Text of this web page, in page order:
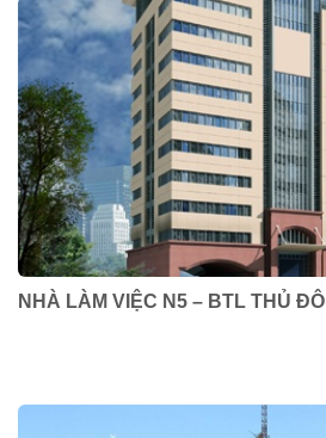
NHÀ LÀM VIỆC N5 – BTL THỦ ĐÔ